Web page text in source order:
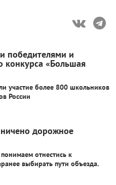
победителями и
конкурса «Большая
участие более 800 школьников
России
дорожное
отнестись к
выбирать пути объезда.